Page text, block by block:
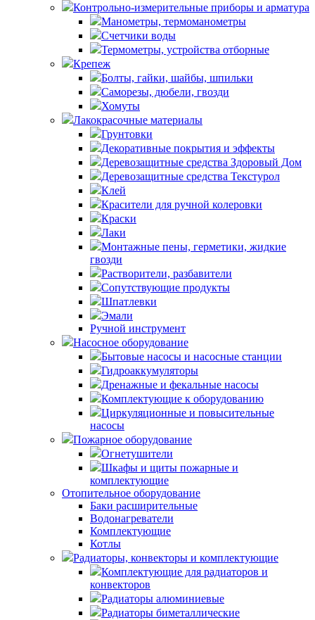
Контрольно-измерительные приборы и арматура
Манометры, термоманометры
Счетчики воды
Термометры, устройства отборные
Крепеж
Болты, гайки, шайбы, шпильки
Саморезы, дюбели, гвозди
Хомуты
Лакокрасочные материалы
Грунтовки
Декоративные покрытия и эффекты
Деревозащитные средства Здоровый Дом
Деревозащитные средства Текстурол
Клей
Красители для ручной колеровки
Краски
Лаки
Монтажные пены, герметики, жидкие
гвозди
Растворители, разбавители
Сопутствующие продукты
Шпатлевки
Эмали
Ручной инструмент
Насосное оборудование
Бытовые насосы и насосные станции
Гидроаккумуляторы
Дренажные и фекальные насосы
Комплектующие к оборудованию
Циркуляционные и повысительные
насосы
Пожарное оборудование
Огнетушители
Шкафы и щиты пожарные и
комплектующие
Отопительное оборудование
Баки расширительные
Водонагреватели
Комплектующие
Котлы
Радиаторы, конвекторы и комплектующие
Комплектующие для радиаторов и
конвекторов
Радиаторы алюминиевые
Радиаторы биметаллические